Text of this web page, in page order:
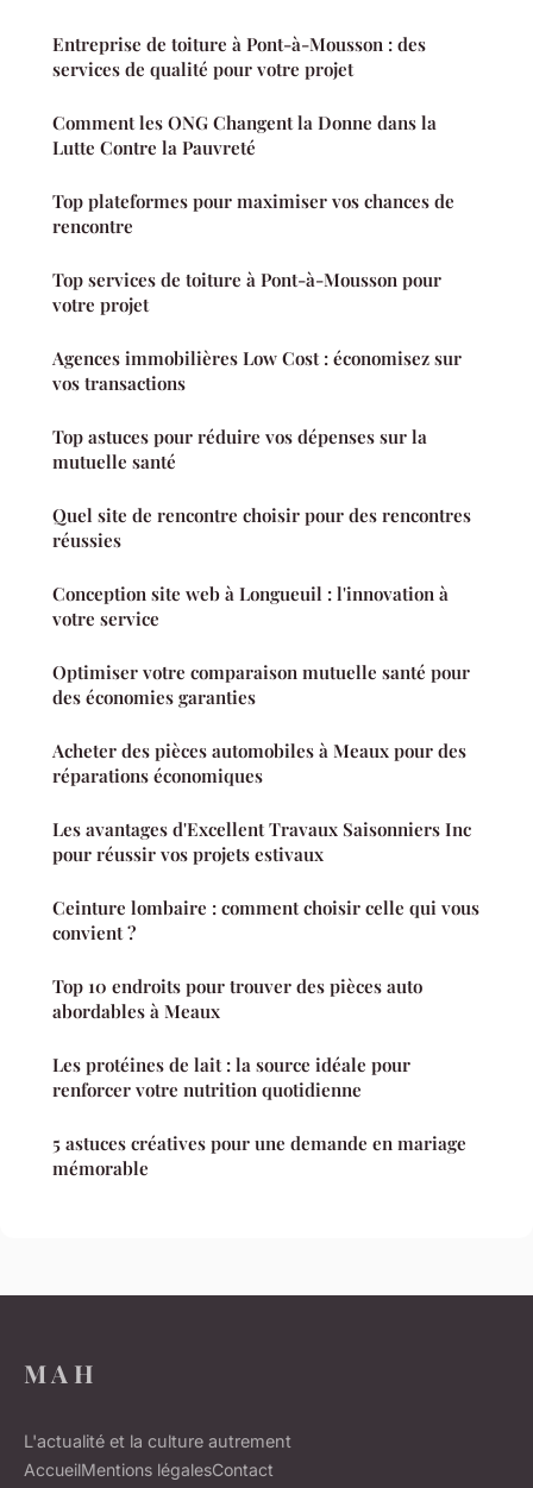
Entreprise de toiture à Pont-à-Mousson : des
services de qualité pour votre projet
Comment les ONG Changent la Donne dans la
Lutte Contre la Pauvreté
Top plateformes pour maximiser vos chances de
rencontre
Top services de toiture à Pont-à-Mousson pour
votre projet
Agences immobilières Low Cost : économisez sur
vos transactions
Top astuces pour réduire vos dépenses sur la
mutuelle santé
Quel site de rencontre choisir pour des rencontres
réussies
Conception site web à Longueuil : l'innovation à
votre service
Optimiser votre comparaison mutuelle santé pour
des économies garanties
Acheter des pièces automobiles à Meaux pour des
réparations économiques
Les avantages d'Excellent Travaux Saisonniers Inc
pour réussir vos projets estivaux
Ceinture lombaire : comment choisir celle qui vous
convient ?
Top 10 endroits pour trouver des pièces auto
abordables à Meaux
Les protéines de lait : la source idéale pour
renforcer votre nutrition quotidienne
5 astuces créatives pour une demande en mariage
mémorable
M A H
L'actualité et la culture autrement
AccueilMentions légalesContact